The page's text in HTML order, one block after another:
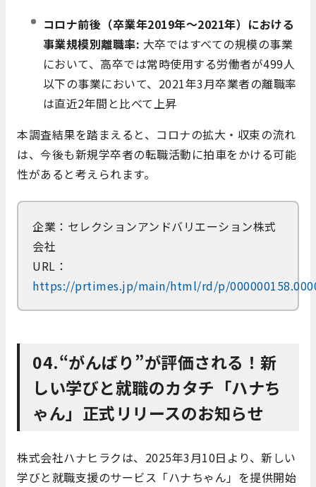
コロナ前後（卒業年2019年～2021年）における
事業規模別離職率: 大卒ではすべての規模の事業
において、高卒では常時使用する労働者が499人
以下の事業において、2021年3月卒業者の離職率
は直近2年間と比べて上昇
本調査結果を踏まえると、コロナの拡大・収束の流れ
は、今後も新規学卒者の転職活動に拍車をかける可能
性があると考えられます。
企業：セレクションアンドバリエーション株式
会社
URL：
https://prtimes.jp/main/html/rd/p/
04.“がんばり”が評価される！新
しい学びと就職のカタチ「ハナち
ゃん」正式リリースのお知らせ
株式会社ハナヒラクは、2025年3月10日より、新しい
学びと就職支援のサービス「ハナちゃん」を提供開始